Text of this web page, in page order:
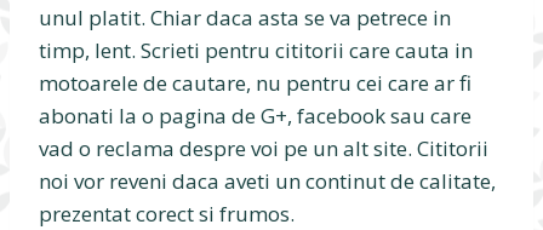
unul platit. Chiar daca asta se va petrece in
timp, lent. Scrieti pentru cititorii care cauta in
motoarele de cautare, nu pentru cei care ar fi
abonati la o pagina de G+, facebook sau care
vad o reclama despre voi pe un alt site. Cititorii
noi vor reveni daca aveti un continut de calitate,
prezentat corect si frumos.